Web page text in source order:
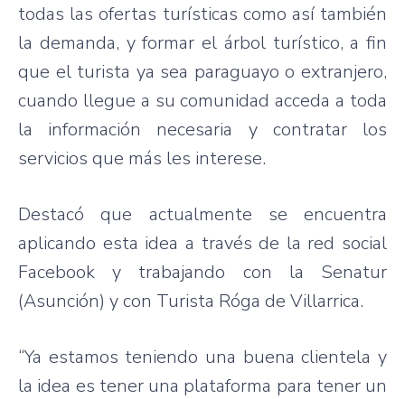
todas las ofertas turísticas como así también
la demanda, y formar el árbol turístico, a fin
que el turista ya sea paraguayo o extranjero,
cuando llegue a su comunidad acceda a toda
la información necesaria y contratar los
servicios que más les interese.
Destacó que actualmente se encuentra
aplicando esta idea a través de la red social
Facebook y trabajando con la Senatur
(Asunción) y con Turista Róga de Villarrica.
“Ya estamos teniendo una buena clientela y
la idea es tener una plataforma para tener un